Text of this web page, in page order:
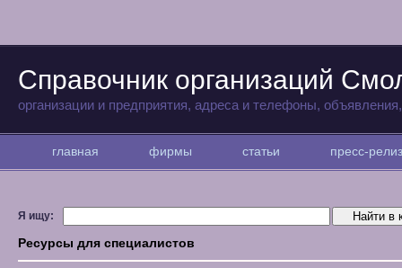
Справочник организаций
организации и предприятия, адреса и телефоны,
главная фирмы статьи пресс-
Я ищу:
Ресурсы для специалистов